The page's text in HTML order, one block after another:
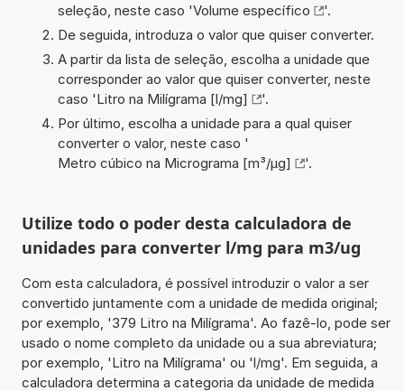
seleção, neste caso 'Volume específico
'.
De seguida, introduza o valor que quiser converter.
A partir da lista de seleção, escolha a unidade que
corresponder ao valor que quiser converter, neste
caso 'Litro na Milígrama [l/mg]
'.
Por último, escolha a unidade para a qual quiser
converter o valor, neste caso '
Metro cúbico na Micrograma [m³/µg]
'.
Utilize todo o poder desta calculadora de
unidades para converter l/mg para m3/ug
Com esta calculadora, é possível introduzir o valor a ser
convertido juntamente com a unidade de medida original;
por exemplo, '379 Litro na Milígrama'. Ao fazê-lo, pode ser
usado o nome completo da unidade ou a sua abreviatura;
por exemplo, 'Litro na Milígrama' ou 'l/mg'. Em seguida, a
calculadora determina a categoria da unidade de medida